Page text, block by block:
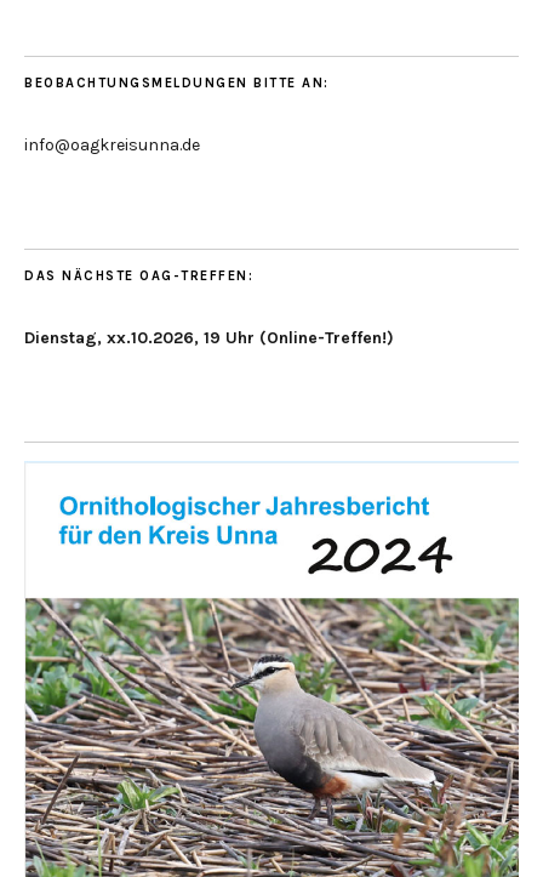
BEOBACHTUNGSMELDUNGEN BITTE AN:
info@oagkreisunna.de
DAS NÄCHSTE OAG-TREFFEN:
Dienstag, xx.10.2026, 19 Uhr (Online-Treffen!)